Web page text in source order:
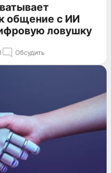
общение с ИИ
ловушку
Обсудить